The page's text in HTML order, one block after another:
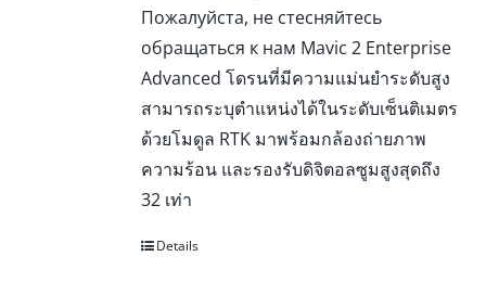
Пожалуйста, не стесняйтесь
обращаться к нам Mavic 2 Enterprise
Advanced โดรนที่มีความแม่นยำระดับสูง
สามารถระบุตำแหน่งได้ในระดับเซ็นติเมตร
ด้วยโมดูล RTK มาพร้อมกล้องถ่ายภาพ
ความร้อน และรองรับดิจิตอลซูมสูงสุดถึง
32 เท่า
Details